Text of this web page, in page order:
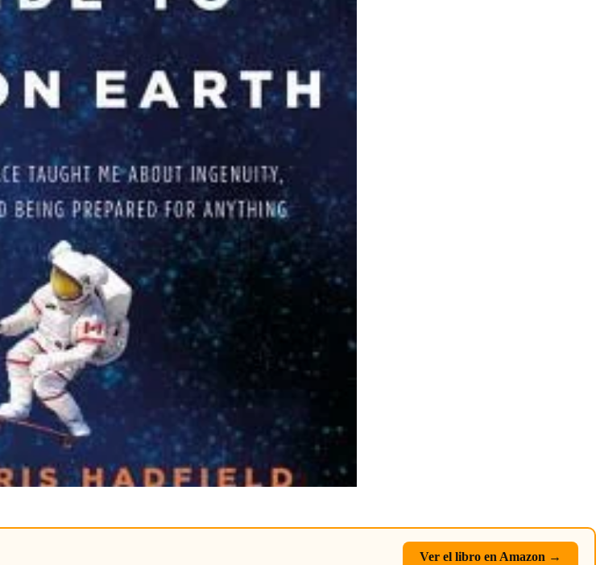
Ver el libro en Amazon →